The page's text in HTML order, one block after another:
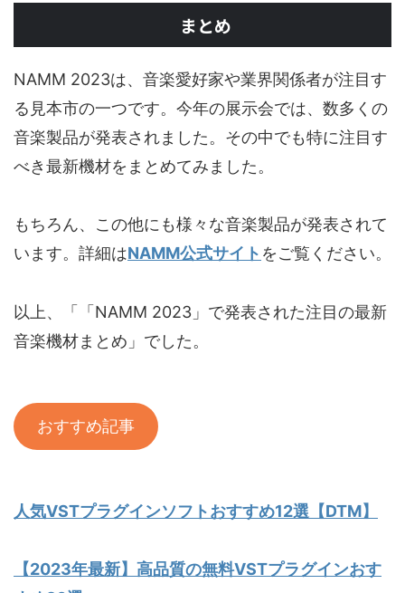
まとめ
NAMM 2023は、音楽愛好家や業界関係者が注目す
る見本市の一つです。今年の展示会では、数多くの
音楽製品が発表されました。その中でも特に注目す
べき最新機材をまとめてみました。
もちろん、この他にも様々な音楽製品が発表されて
います。詳細はNAMM公式サイト をご覧ください。
以上、「「NAMM 2023」で発表された注目の最新
音楽機材まとめ」でした。
おすすめ記事
人気VSTプラグインソフトおすすめ12選【DTM】
【2023年最新】高品質の無料VSTプラグインおす